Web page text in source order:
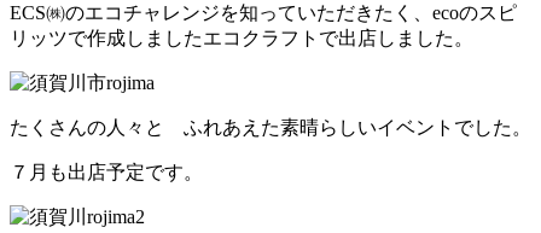
ECS㈱のエコチャレンジを知っていただきたく、ecoのスピ
リッツで作成しましたエコクラフトで出店しました。
たくさんの人々と ふれあえた素晴らしいイベントでした。
７月も出店予定です。